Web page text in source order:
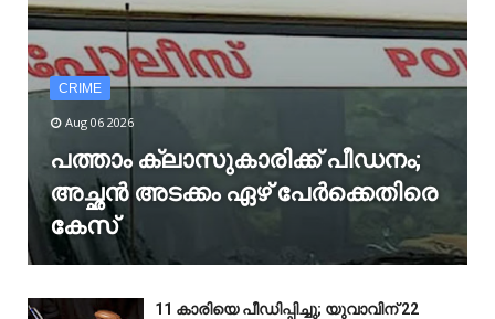
CRIME
Aug 06 2026
പത്താം ക്ലാസുകാരിക്ക് പീഡനം;
അച്ഛൻ അടക്കം ഏഴ് പേർക്കെതിരെ
കേസ്
11 കാരിയെ പീഡിപ്പിച്ചു; യുവാവിന് 22